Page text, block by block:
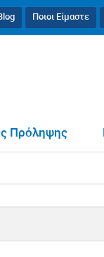
Ποιοι Είμαστε
Πρόληψης